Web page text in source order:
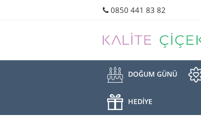
0850 441 83 82
DOĞUM GÜNÜ
HEDİYE